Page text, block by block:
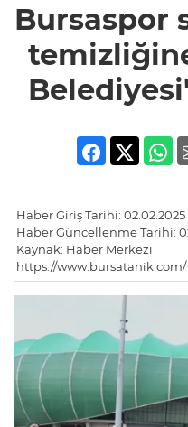
Bursaspor
Haber Giriş Tarihi: 02.02.2025
Haber Güncellenme Tarihi:
Kaynak: Haber Merkezi
https://www.bursatanik.com/